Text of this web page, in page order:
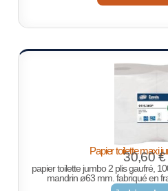
Papier toilette maxi
30,60€
papier toilette jumbo 2 plis gaufré,
mandrin ø63 mm. fabriqué en